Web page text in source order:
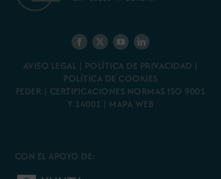
AVISO LEGAL | POLÍTICA DE PRIVACIDAD |
POLÍTICA DE COOKIES
FEDER | CERTIFICACIONES NORMAS ISO 9001
Y 14001 | MAPA WEB
CON EL APOYO DE: